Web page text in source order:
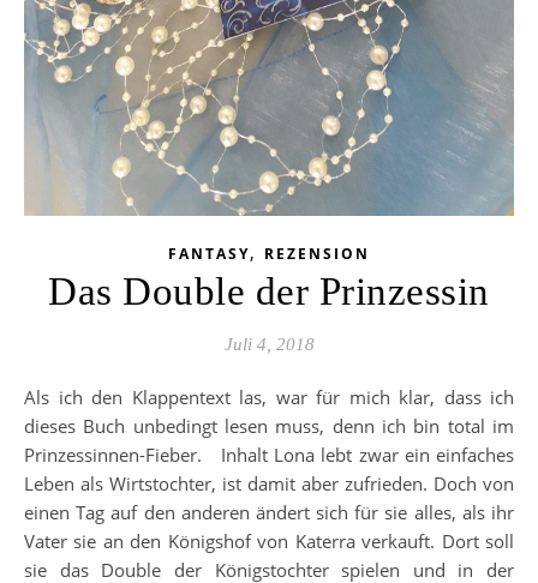
FANTASY, REZENSION
Das Double der Prinzessin
Juli 4, 2018
Als ich den Klappentext las, war für mich klar, dass ich
dieses Buch unbedingt lesen muss, denn ich bin total im
Prinzessinnen-Fieber. Inhalt Lona lebt zwar ein einfaches
Leben als Wirtstochter, ist damit aber zufrieden. Doch von
einen Tag auf den anderen ändert sich für sie alles, als ihr
Vater sie an den Königshof von Katerra verkauft. Dort soll
sie das Double der Königstochter spielen und in der